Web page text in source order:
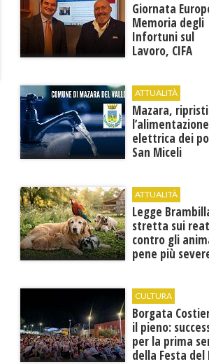
Giornata
Memoria degli
Infortuni sul
Lavoro, CIFA
tradursi in
prevenzione”
ATTUALITÀ
Mazara,
l’alimentazione
elettrica dei
San Miceli
ATTUALITÀ
Legge
stretta sui
contro gli
pene più
CULTURA
​Borgata
il pieno:
per la prima
della Festa del